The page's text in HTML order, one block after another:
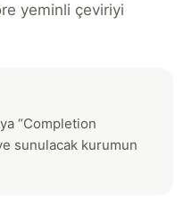
yeminli çeviriyi
“Completion
sunulacak kurumun